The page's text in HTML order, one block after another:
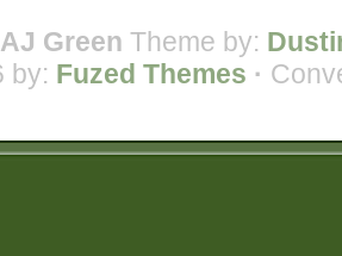
Green Theme by:
by: Fuzed Themes ·